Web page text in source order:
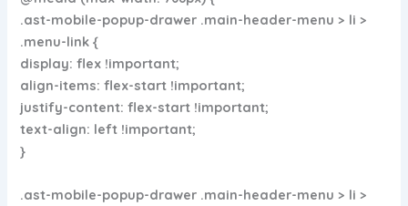
.ast-mobile-popup-drawer .main-header-menu > li >
.menu-link {
display: flex !important;
align-items: flex-start !important;
justify-content: flex-start !important;
text-align: left !important;
}
.ast-mobile-popup-drawer .main-header-menu > li >